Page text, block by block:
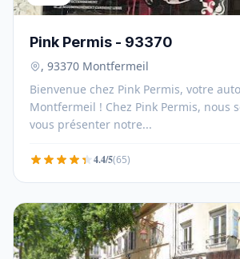
Pink Permis - 93370
, 93370 Montfermeil
Bienvenue chez Pink Permis, votre
Montfermeil ! Chez Pink Permis, nous
vous présenter notre...
4.4/5(65)